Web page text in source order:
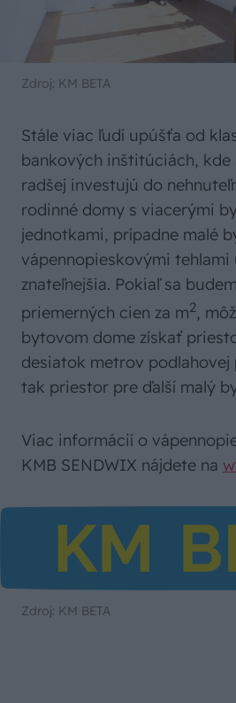
Zdroj: KM BETA
Stále viac ľudí upúšťa od
bankových inštitúciách, kde
radšej investujú do
rodinné domy s viacerými
jednotkami, prípadne malé
vápennopieskovými tehlami
znateľnejšia. Pokiaľ sa
priemerných cien za m2,
bytovom dome získať
desiatok metrov
tak priestor pre ďalší malý
Viac informácií o
KMB SENDWIX nájdete na
Zdroj: KM BETA